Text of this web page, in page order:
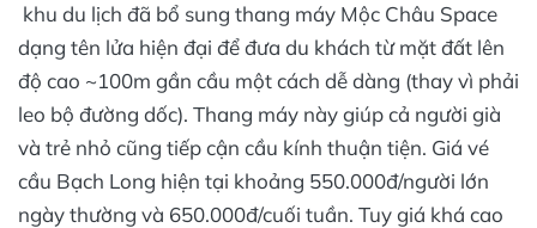
khu du lịch đã bổ sung thang máy Mộc Châu Space
dạng tên lửa hiện đại để đưa du khách từ mặt đất lên
độ cao ~100m gần cầu một cách dễ dàng (thay vì phải
leo bộ đường dốc). Thang máy này giúp cả người già
và trẻ nhỏ cũng tiếp cận cầu kính thuận tiện. Giá vé
cầu Bạch Long hiện tại khoảng 550.000đ/người lớn
ngày thường và 650.000đ/cuối tuần. Tuy giá khá cao